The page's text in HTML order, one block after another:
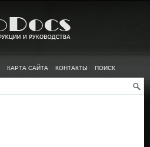
КАРТА САЙТА КОНТАКТЫ ПОИСК